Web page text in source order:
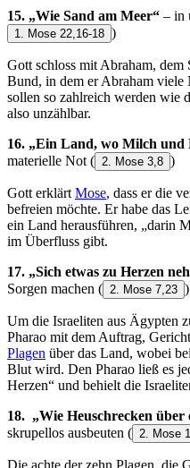
15. „Wie Sand am Meer“ – in
1. Mose 22,16-18 )
Gott schloss mit Abraham, dem
Bund, in dem er Abraham viele
sollen so zahlreich werden wie
also unzählbar.
16. „Ein Land, wo Milch und
materielle Not ( 2. Mose 3,8 )
Gott erklärt Mose, dass er die
befreien möchte. Er habe das
ein Land herausführen, „darin
im Überfluss gibt.
17. „Sich etwas zu Herzen
Sorgen machen ( 2. Mose 7,23 )
Um die Israeliten aus Ägypten
Pharao mit dem Auftrag,
Plagen über das Land, wobei
Blut wird. Den Pharao ließ es
Herzen“ und behielt die
18. „Wie Heuschrecken über
skrupellos ausbeuten ( 2. Mose
Die achte der zehn Plagen, die